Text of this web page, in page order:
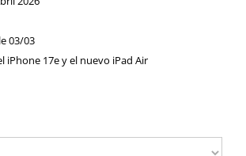
03/03
iPhone 17e y el nuevo iPad Air